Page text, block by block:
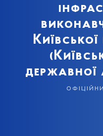
державної